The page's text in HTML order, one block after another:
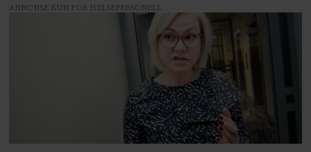
ANNONSE KUN FOR HELSEPERSONELL